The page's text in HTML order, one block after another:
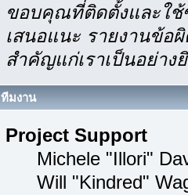
ขอบคุณที่ติดตั้งและใช้
เสนอแนะ รายงานข้อ
สำคัญแก่เราเป็นอย่าง
ทีมงาน
Project Support
Michele "Illori"
Will "Kindred"